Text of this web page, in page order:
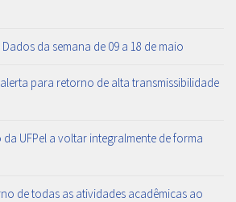
Dados da semana de 09 a 18 de maio
para retorno de alta transmissibilidade
UFPel a voltar integralmente de forma
de todas as atividades acadêmicas ao